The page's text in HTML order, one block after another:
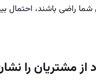
راضی باشند، احتمال